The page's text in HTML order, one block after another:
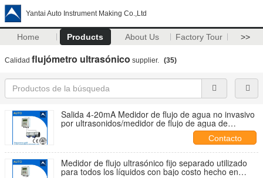
Yantai Auto Instrument Making Co.,Ltd
Home Products About Us Factory Tour >>
Calidad flujómetro ultrasónico supplier. (35)
Salida 4-20mA Medidor de flujo de agua no invasivo
por ultrasonidos/medidor de flujo de agua de
Contacto
Medidor de flujo ultrasónico fijo separado utilizado
para todos los líquidos con bajo costo hecho en